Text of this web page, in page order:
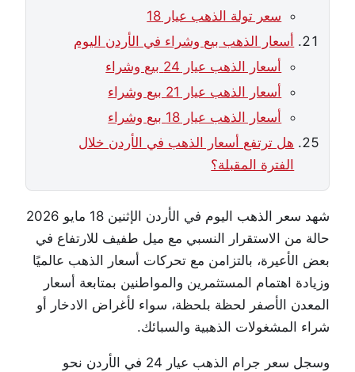
سعر تولة الذهب عيار 18
أسعار الذهب بيع وشراء في الأردن اليوم
أسعار الذهب عيار 24 بيع وشراء
أسعار الذهب عيار 21 بيع وشراء
أسعار الذهب عيار 18 بيع وشراء
هل ترتفع أسعار الذهب في الأردن خلال
الفترة المقبلة؟
شهد سعر الذهب اليوم في الأردن الإثنين 18 مايو 2026
حالة من الاستقرار النسبي مع ميل طفيف للارتفاع في
بعض الأعيرة، بالتزامن مع تحركات أسعار الذهب عالميًا
وزيادة اهتمام المستثمرين والمواطنين بمتابعة أسعار
المعدن الأصفر لحظة بلحظة، سواء لأغراض الادخار أو
شراء المشغولات الذهبية والسبائك.
وسجل سعر جرام الذهب عيار 24 في الأردن نحو